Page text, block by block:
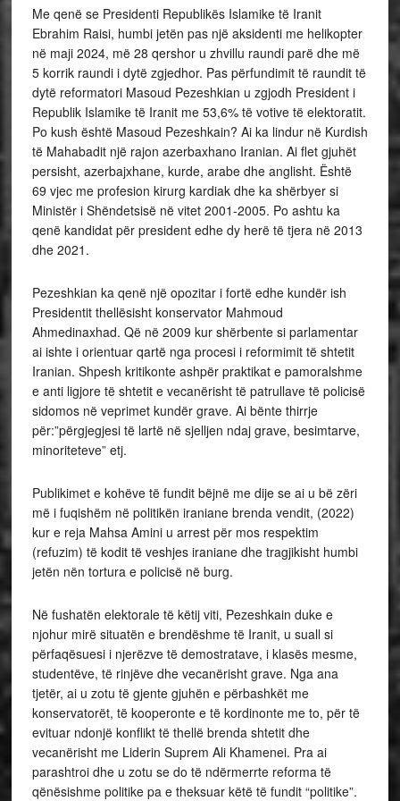
Me qenë se Presidenti Republikës Islamike të Iranit
Ebrahim Raisi, humbi jetën pas një aksidenti me helikopter
në maji 2024, më 28 qershor u zhvillu raundi parë dhe më
5 korrik raundi i dytë zgjedhor. Pas përfundimit të raundit të
dytë reformatori Masoud Pezeshkian u zgjodh President i
Republik Islamike të Iranit me 53,6% të votive të elektoratit.
Po kush është Masoud Pezeshkain? Ai ka lindur në Kurdish
të Mahabadit një rajon azerbaxhano Iranian. Ai flet gjuhët
persisht, azerbajxhane, kurde, arabe dhe anglisht. Është
69 vjec me profesion kirurg kardiak dhe ka shërbyer si
Ministër i Shëndetsisë në vitet 2001-2005. Po ashtu ka
qenë kandidat për president edhe dy herë të tjera në 2013
dhe 2021.
Pezeshkian ka qenë një opozitar i fortë edhe kundër ish
Presidentit thellësisht konservator Mahmoud
Ahmedinaxhad. Që në 2009 kur shërbente si parlamentar
ai ishte i orientuar qartë nga procesi i reformimit të shtetit
Iranian. Shpesh kritikonte ashpër praktikat e pamoralshme
e anti ligjore të shtetit e vecanërisht të patrullave të policisë
sidomos në veprimet kundër grave. Ai bënte thirrje
për:”përgjegjesi të lartë në sjelljen ndaj grave, besimtarve,
minoriteteve” etj.
Publikimet e kohëve të fundit bëjnë me dije se ai u bë zëri
më i fuqishëm në politikën iraniane brenda vendit, (2022)
kur e reja Mahsa Amini u arrest për mos respektim
(refuzim) të kodit të veshjes iraniane dhe tragjikisht humbi
jetën nën tortura e policisë në burg.
Në fushatën elektorale të këtij viti, Pezeshkain duke e
njohur mirë situatën e brendëshme të Iranit, u suall si
përfaqësuesi i njerëzve të demostratave, i klasës mesme,
studentëve, të rinjëve dhe vecanërisht grave. Nga ana
tjetër, ai u zotu të gjente gjuhën e përbashkët me
konservatorët, të kooperonte e të kordinonte me to, për të
evituar ndonjë konflikt të thellë brenda shtetit dhe
vecanërisht me Liderin Suprem Ali Khamenei. Pra ai
parashtroi dhe u zotu se do të ndërmerrte reforma të
qënësishme politike pa e theksuar këtë të fundit “politike”.